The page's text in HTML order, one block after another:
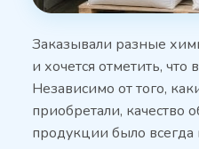
Заказывали разные
и хочется отметить, что
Независимо от того,
приобретали, качество
продукции было